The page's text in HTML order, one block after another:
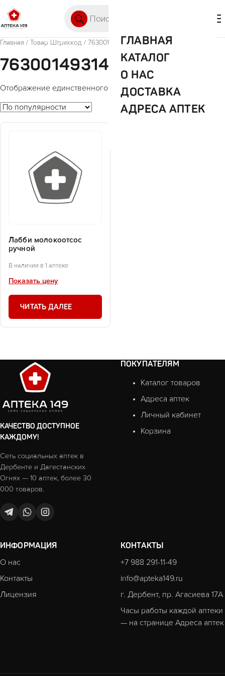
ГЛАВНАЯ
КАТАЛОГ
О НАС
ДОСТАВКА
АДРЕСА АПТЕК
Главная / Товар Штрихкод / 7630014931477
7630014931477
Отображение единственного товара
Лабби молокоотсос
ручной
В наличии в 1 аптеке
Показать цену
ЧИТАТЬ ДАЛЕЕ
КАЧЕСТВО ДОСТУПНОЕ
КАЖДОМУ!
Сеть социальных аптек в
Дербенте и Дагестанских
Огнях — 10 аптек, более 30
000 товаров.
ПОКУПАТЕЛЯМ
Каталог товаров
Адреса аптек
Личный кабинет
Корзина
ИНФОРМАЦИЯ
О нас
Контакты
Лицензия
КОНТАКТЫ
+7 988 291-11-49
info@apteka149.ru
г. Дербент, пр. Агасиева 17А
Часы работы каждой аптеки
— на странице Адреса аптек